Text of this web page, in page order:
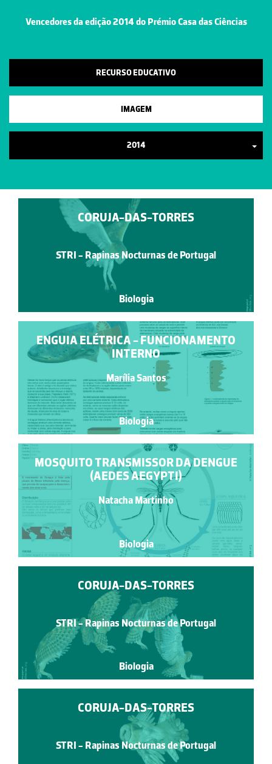
Vencedores da edição 2014 do Prémio Casa das Ciências
RECURSO EDUCATIVO
IMAGEM
2014
MOSQUITO TRANSMISSOR DA DENGUE
(AEDES AEGYPTI)
Natacha Martinho
Biologia
CORUJA-DAS-TORRES
STRI - Rapinas Nocturnas de Portugal
Biologia
CORUJA-DAS-TORRES
STRI - Rapinas Nocturnas de Portugal
CORUJA-DAS-TORRES
STRI - Rapinas Nocturnas de Portugal
Biologia
ENGUIA ELÉTRICA - FUNCIONAMENTO
INTERNO
Marília Santos
Biologia